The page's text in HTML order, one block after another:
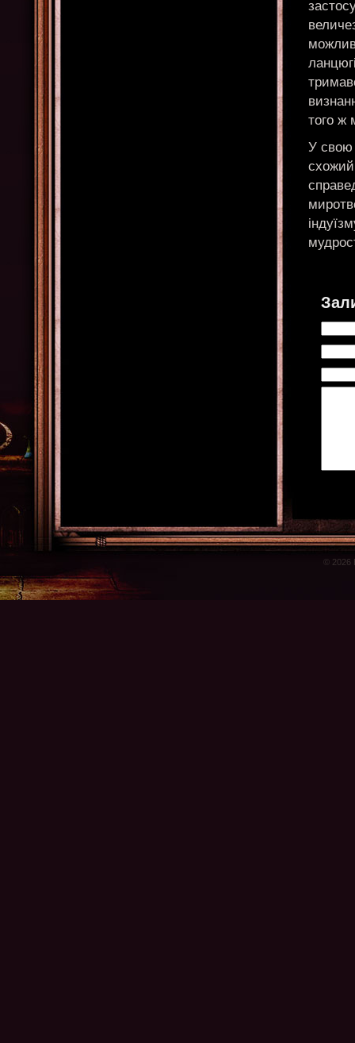
того ж
У свою
схожий
© 2026